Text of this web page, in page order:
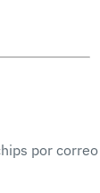
por correo